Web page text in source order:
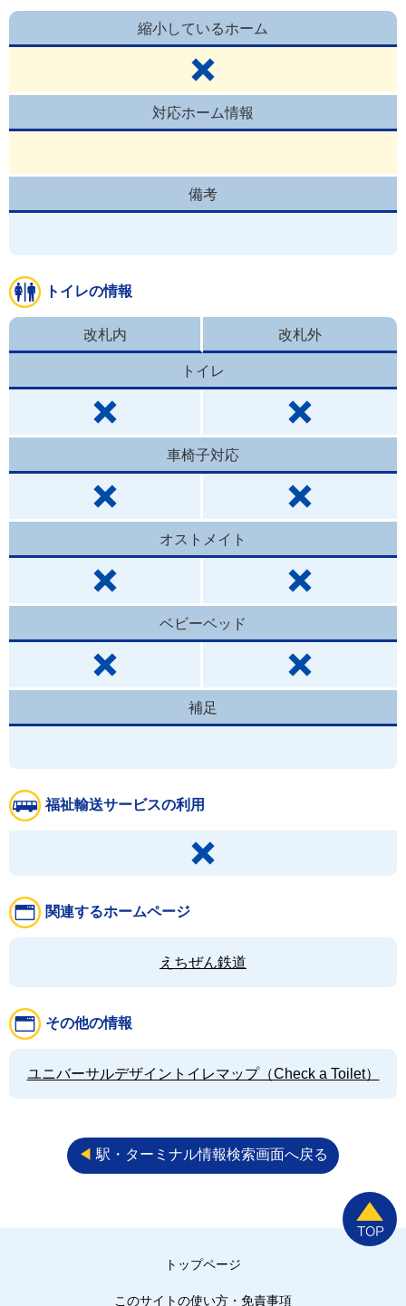
縮小しているホーム
対応ホーム情報
備考
トイレの情報
改札内 改札外
トイレ
車椅子対応
オストメイト
ベビーベッド
補足
福祉輸送サービスの利用
関連するホームページ
えちぜん鉄道
その他の情報
ユニバーサルデザイントイレマップ（Check a Toilet）
◀︎ 駅・ターミナル情報検索画面へ戻る
トップページ
このサイトの使い方・免責事項